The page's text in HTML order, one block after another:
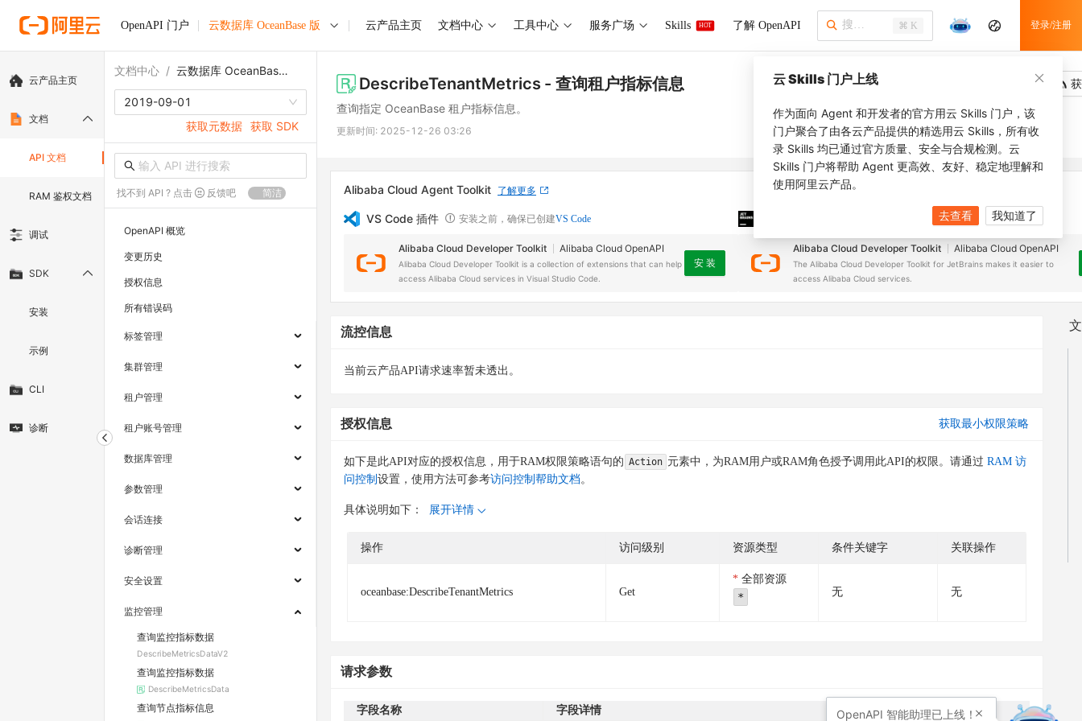
OpenAPI 门户 云数据库 OceanBase 版 云产品主页 文档中心 工具中心 服务广场 Skills HOT 了解 OpenAPI ⌘ K 登录/注册
云产品主页
文档
API 文档
RAM 鉴权文档
调试
SDK
安装
示例
CLI
诊断
文档中心 / 云数据库 OceanBase 版
2019-09-01
获取元数据 获取 SDK
找不到 API ? 点击 反馈吧 简洁
OpenAPI 概览
变更历史
授权信息
所有错误码
标签管理
集群管理
租户管理
租户账号管理
数据库管理
参数管理
会话连接
诊断管理
安全设置
监控管理
查询监控指标数据
DescribeMetricsDataV2
查询监控指标数据
DescribeMetricsData
查询节点指标信息
DescribeTenantMetrics - 查询租户指标信息
查询指定 OceanBase 租户指标信息。
更新时间: 2025-12-26 03:26
Alibaba Cloud Agent Toolkit 了解更多
VS Code 插件 安装之前，确保已创建VS Code
Alibaba Cloud Developer Toolkit Alibaba Cloud OpenAPI
Alibaba Cloud Developer Toolkit is a collection of extensions that can help
access Alibaba Cloud services in Visual Studio Code.
安 装
安装之前，确保已创建JetBrains IDE
Alibaba Cloud Developer Toolkit Alibaba Cloud OpenAPI
The Alibaba Cloud Developer Toolkit for JetBrains makes it easier to
access Alibaba Cloud services.
流控信息
当前云产品API请求速率暂未透出。
授权信息 获取最小权限策略
如下是此API对应的授权信息，用于RAM权限策略语句的 Action 元素中，为RAM用户或RAM角色授予调用此API的权限。请通过 RAM 访
问控制 设置，使用方法可参考访问控制帮助文档。
具体说明如下： 展开详情
操作 访问级别 资源类型 条件关键字 关联操作
oceanbase:DescribeTenantMetrics Get
全部资源
* 无 无
请求参数
字段名称 字段详情
云 Skills 门户上线
作为面向 Agent 和开发者的官方用云 Skills 门户，该
门户聚合了由各云产品提供的精选用云 Skills，所有收
录 Skills 均已通过官方质量、安全与合规检测。云
Skills 门户将帮助 Agent 更高效、友好、稳定地理解和
使用阿里云产品。
去查看 我知道了
OpenAPI 智能助理已上线！